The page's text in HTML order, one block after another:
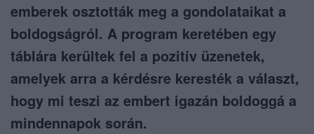
emberek osztották meg a gondolataikat a
boldogságról. A program keretében egy
táblára kerültek fel a pozitív üzenetek,
amelyek arra a kérdésre keresték a választ,
hogy mi teszi az embert igazán boldoggá a
mindennapok során.